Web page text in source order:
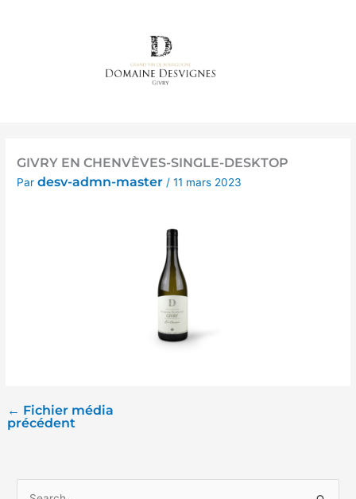
GIVRY EN CHENVÈVES-SINGLE-DESKTOP
Pardesv-admn-master/11 mars 2023
← Fichier média
précédent